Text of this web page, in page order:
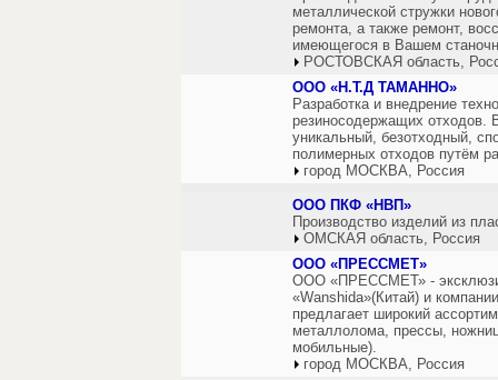
металлической стружки
ремонта, а также ремонт,
имеющегося в Вашем
РОСТОВСКАЯ область,
ООО «Н.Т.Д ТАМАННО»
Разработка и внедрение
резиносодержащих отходов.
уникальный, безотходный,
полимерных отходов путём
город МОСКВА, Россия
ООО ПКФ «НВП»
Производство изделий из
ОМСКАЯ область, Россия
ООО «ПРЕССМЕТ»
ООО «ПРЕССМЕТ» -
«Wanshida»(Китай) и
предлагает широкий
металлолома, прессы,
мобильные).
город МОСКВА, Россия